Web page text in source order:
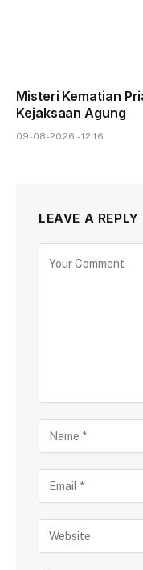
Misteri Kematian
Kejaksaan Agung
09-08-2026 - 12.16
LEAVE A REPLY